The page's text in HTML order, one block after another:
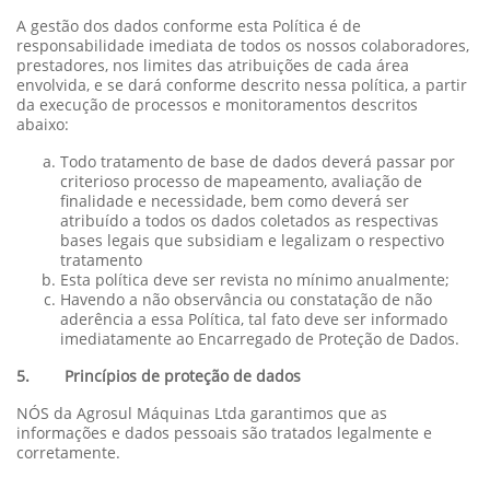
A gestão dos dados conforme esta Política é de
responsabilidade imediata de todos os nossos colaboradores,
prestadores, nos limites das atribuições de cada área
envolvida, e se dará conforme descrito nessa política, a partir
da execução de processos e monitoramentos descritos
abaixo:
Todo tratamento de base de dados deverá passar por
criterioso processo de mapeamento, avaliação de
finalidade e necessidade, bem como deverá ser
atribuído a todos os dados coletados as respectivas
bases legais que subsidiam e legalizam o respectivo
tratamento
Esta política deve ser revista no mínimo anualmente;
Havendo a não observância ou constatação de não
aderência a essa Política, tal fato deve ser informado
imediatamente ao Encarregado de Proteção de Dados.
5. Princípios de proteção de dados
NÓS da Agrosul Máquinas Ltda garantimos que as
informações e dados pessoais são tratados legalmente e
corretamente.